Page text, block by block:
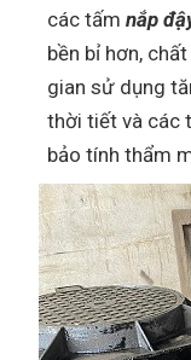
các tấm nắp
bền bỉ hơn,
gian sử dụng
thời tiết và các
bảo tính thẩm